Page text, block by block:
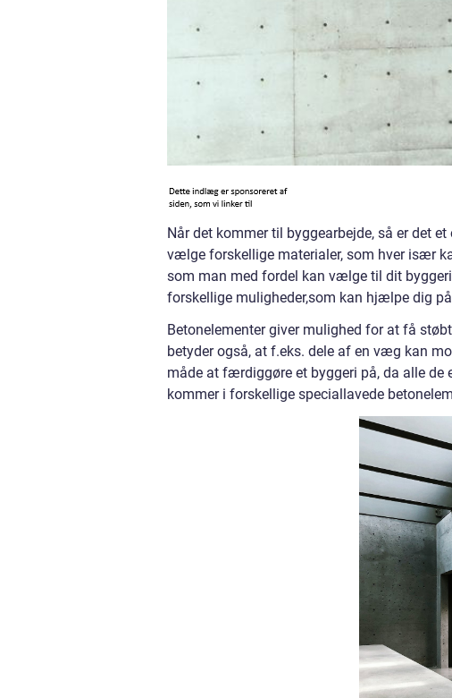
Når det kommer til byggearbejde, så er det
vælge forskellige materialer, som hver især
som man med fordel kan vælge til dit
forskellige muligheder,som kan hjælpe dig
Betonelementer giver mulighed for at få
betyder også, at f.eks. dele af en væg kan
måde at færdiggøre et byggeri på, da alle de
kommer i forskellige speciallavede